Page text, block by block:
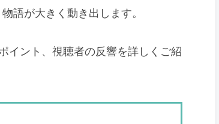
語が大きく動き出します。
イント、視聴者の反響を詳しくご紹